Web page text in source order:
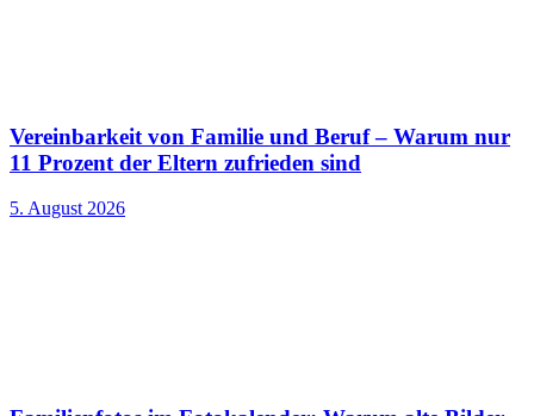
Vereinbarkeit von Familie und Beruf – Warum nur
11 Prozent der Eltern zufrieden sind
5. August 2026